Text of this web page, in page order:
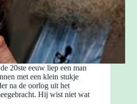
20ste eeuw liep een man
met een klein stukje
na de oorlog uit het
Hij wist niet wat